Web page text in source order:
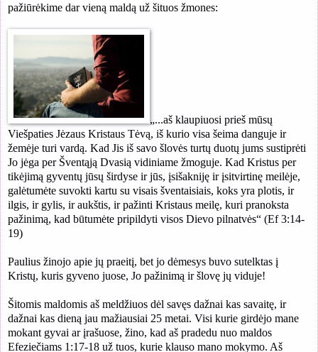
pažiūrėkime dar vieną maldą už šituos žmones:
„...aš klaupiuosi prieš mūsų
Viešpaties Jėzaus Kristaus Tėvą, iš kurio visa šeima danguje ir
žemėje turi vardą. Kad Jis iš savo šlovės turtų duotų jums sustiprėti
Jo jėga per Šventąją Dvasią vidiniame žmoguje. Kad Kristus per
tikėjimą gyventų jūsų širdyse ir jūs, įsišakniję ir įsitvirtinę meilėje,
galėtumėte suvokti kartu su visais šventaisiais, koks yra plotis, ir
ilgis, ir gylis, ir aukštis, ir pažinti Kristaus meilę, kuri pranoksta
pažinimą, kad būtumėte pripildyti visos Dievo pilnatvės“ (Ef3:14-
19)
Paulius žinojo apie jų praeitį, bet jo dėmesys buvo sutelktas į
Kristų, kuris gyveno juose, Jo pažinimą ir šlovę jų viduje!
Šitomis maldomis aš meldžiuos dėl savęs dažnai kas savaitę, ir
dažnai kas dieną jau mažiausiai 25 metai. Visi kurie girdėjo mane
mokant gyvai ar įrašuose, žino, kad aš pradedu nuo maldos
Efeziečiams 1:17-18 už tuos, kurie klauso mano mokymo. Aš